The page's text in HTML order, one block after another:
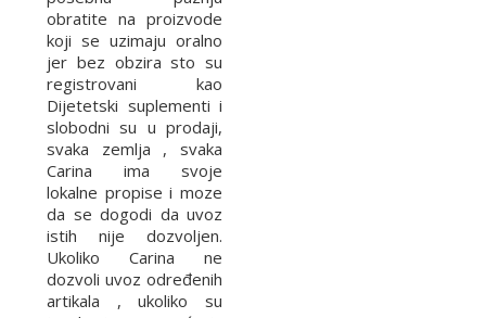
obratite na proizvode
koji se uzimaju oralno
jer bez obzira sto su
registrovani kao
Dijetetski suplementi i
slobodni su u prodaji,
svaka zemlja , svaka
Carina ima svoje
lokalne propise i moze
da se dogodi da uvoz
istih nije dozvoljen.
Ukoliko Carina ne
dozvoli uvoz određenih
artikala , ukoliko su